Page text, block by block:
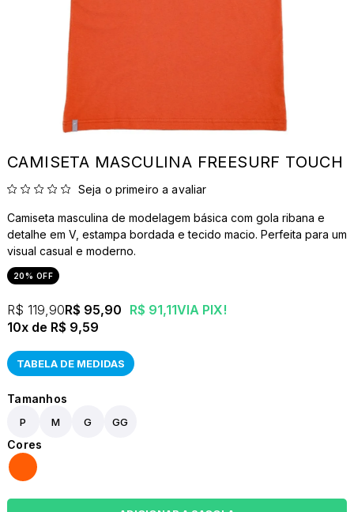
CAMISETA MASCULINA FREESURF TOUCH
Seja o primeiro a avaliar
Camiseta masculina de modelagem básica com gola ribana e
detalhe em V, estampa bordada e tecido macio. Perfeita para um
visual casual e moderno.
20% OFF
R$ 91,11VIA PIX!
R$ 119,90R$ 95,90
10x
R$ 9,59
TABELA DE MEDIDAS
P M G GG